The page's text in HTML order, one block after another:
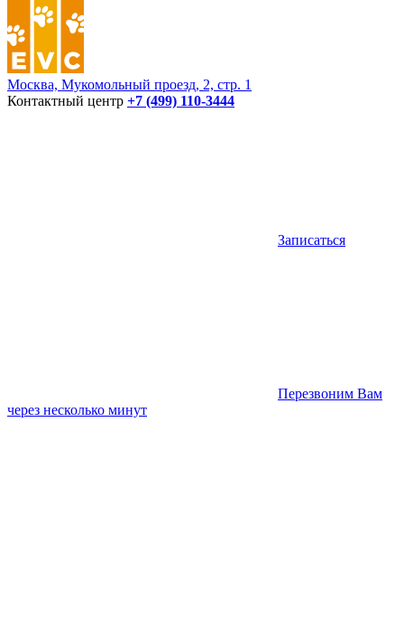
Москва, Мукомольный проезд, 2, стр. 1
Контактный центр +7 (499) 110-3444
Записаться
Перезвоним Вам
через несколько минут